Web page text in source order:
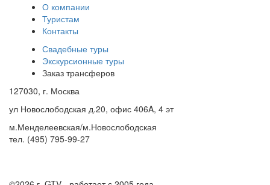
О компании
Туристам
Контакты
Свадебные туры
Экскурсионные туры
Заказ трансферов
127030, г. Москва
ул Новослободская д.20, офис 406A, 4 эт
м.Менделеевская/м.Новослободская
тел. (495) 795-99-27